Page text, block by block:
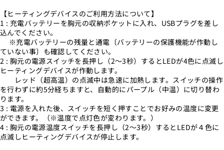
【ヒーティングデバイスのご利用方法について】
1 : 充電バッテリーを胸元の収納ポケットに入れ、USBプラグを差し
込んでください。
※充電バッテリーの残量と通電〔バッテリーの保護機能が作動し
ていない事〕も確認してください。
2 : 胸元の電源スイッチを長押し（2～3秒）するとLEDが4色に点滅し
ヒーティングデバイスが作動します。
レッド（超高温）の点滅中は急速に加熱します。スイッチの操作
を行わずに約5分経ちますと、自動的にパープル（中温）に切り替わ
ります。
3 : 電源を入れた後、スイッチを短く押すことでお好みの温度に変更
ができます。（※温度で点灯色が変わります。）
4 : 胸元の電源温度スイッチを長押し（2～3秒）するとLEDが４色に
点滅しヒーティングデバイスが停止します。